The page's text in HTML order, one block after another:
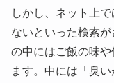
しかし、ネット上
ないといった検索
の中にはご飯の味
ます。中には「臭